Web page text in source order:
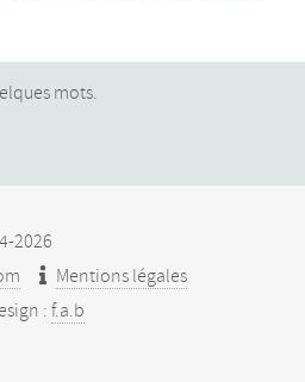
mots.
2026
Mentions légales
:f.a.b